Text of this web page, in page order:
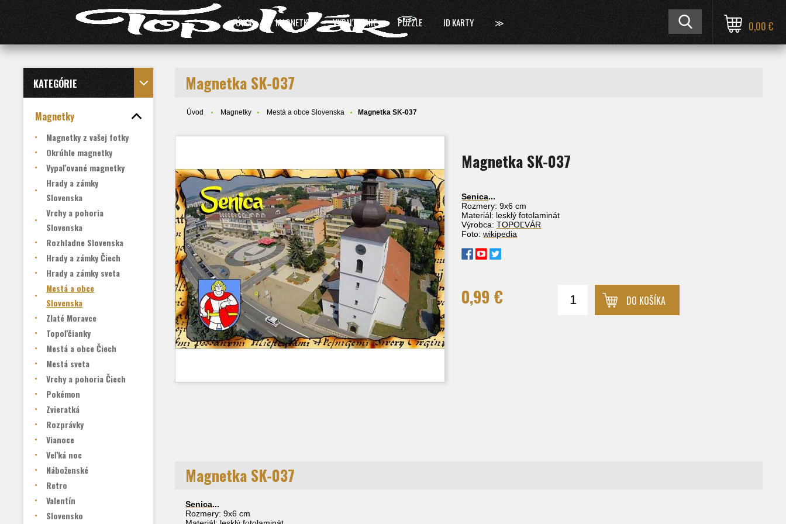
ÚVOD MAGNETKY VYPAĽOVANIE PUZZLE ID KARTY ≫ 0,00 €
KATEGÓRIE
Magnetky
Magnetky z vašej fotky
Okrúhle magnetky
Vypaľované magnetky
Hrady a zámky
Slovenska
Vrchy a pohoria
Slovenska
Rozhladne Slovenska
Hrady a zámky Čiech
Hrady a zámky sveta
Mestá a obce
Slovenska
Zlaté Moravce
Topoľčianky
Mestá a obce Čiech
Mestá sveta
Vrchy a pohoria Čiech
Pokémon
Zvieratká
Rozprávky
Vianoce
Veľká noc
Náboženské
Retro
Valentín
Slovensko
Magnetka SK-037
Úvod Magnetky Mestá a obce Slovenska Magnetka SK-037
Magnetka SK-037
Senica...
Rozmery: 9x6 cm
Materiál: lesklý fotolaminát
Výrobca:TOPOĽVÁR
Foto:wikipedia
0,99 € DO KOŠÍKA
Magnetka SK-037
Senica...
Rozmery: 9x6 cm